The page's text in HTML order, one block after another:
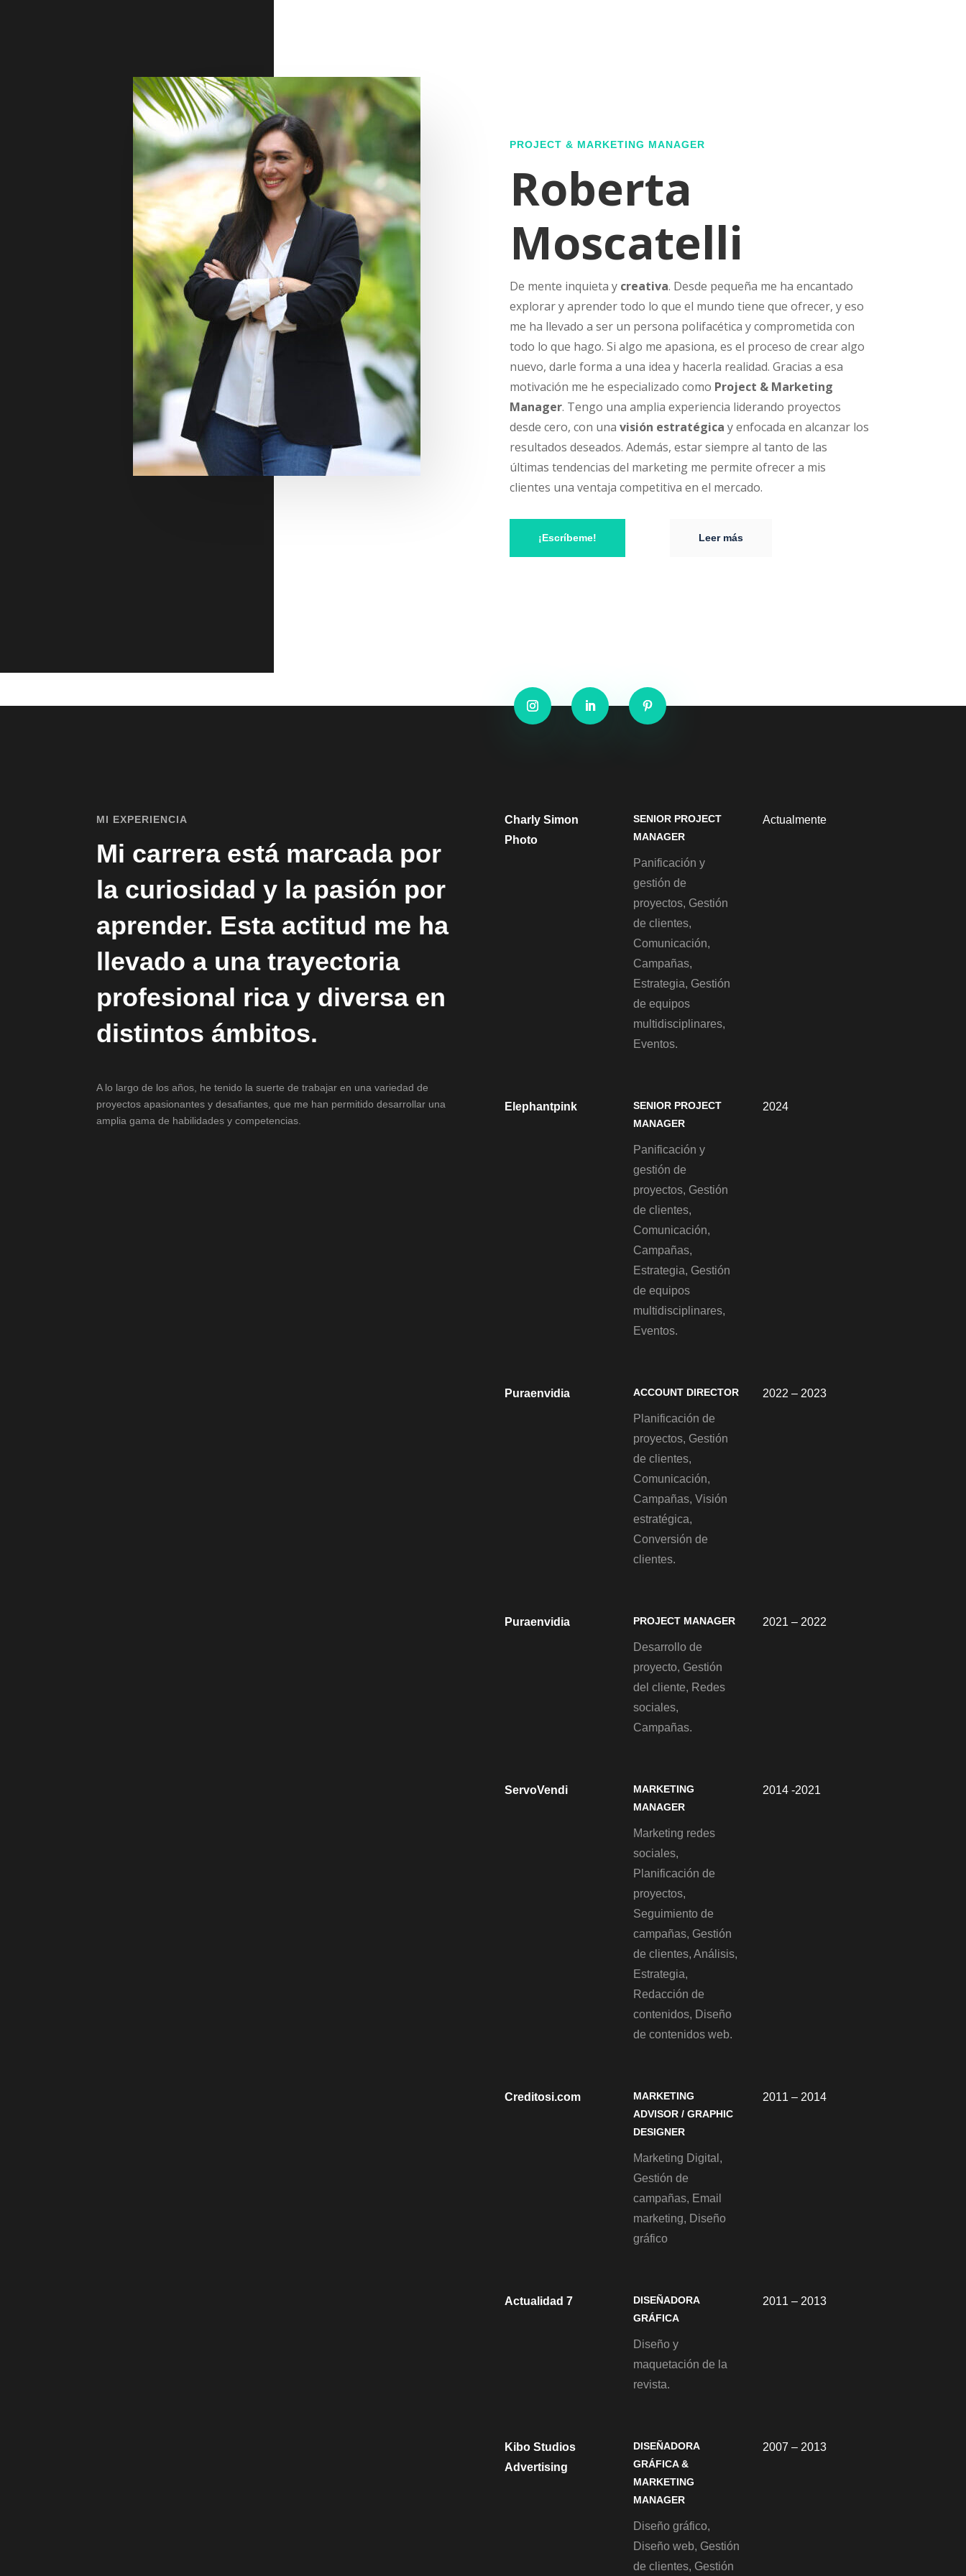
PROJECT & MARKETING MANAGER
Roberta
Moscatelli
De mente inquieta y creativa. Desde pequeña me ha encantado
explorar y aprender todo lo que el mundo tiene que ofrecer, y eso
me ha llevado a ser un persona polifacética y comprometida con
todo lo que hago. Si algo me apasiona, es el proceso de crear algo
nuevo, darle forma a una idea y hacerla realidad. Gracias a esa
motivación me he especializado como Project & Marketing
Manager. Tengo una amplia experiencia liderando proyectos
desde cero, con una visión estratégica y enfocada en alcanzar los
resultados deseados. Además, estar siempre al tanto de las
últimas tendencias del marketing me permite ofrecer a mis
clientes una ventaja competitiva en el mercado.
¡Escríbeme! Leer más
MI EXPERIENCIA
Mi carrera está marcada por
la curiosidad y la pasión por
aprender. Esta actitud me ha
llevado a una trayectoria
profesional rica y diversa en
distintos ámbitos.
A lo largo de los años, he tenido la suerte de trabajar en una variedad de
proyectos apasionantes y desafiantes, que me han permitido desarrollar una
amplia gama de habilidades y competencias.
Charly Simon
Photo
SENIOR PROJECT
MANAGER
Panificación y
gestión de
proyectos, Gestión
de clientes,
Comunicación,
Campañas,
Estrategia, Gestión
de equipos
multidisciplinares,
Eventos.
Actualmente
Elephantpink
SENIOR PROJECT
MANAGER
Panificación y
gestión de
proyectos, Gestión
de clientes,
Comunicación,
Campañas,
Estrategia, Gestión
de equipos
multidisciplinares,
Eventos.
2024
Puraenvidia ACCOUNT DIRECTOR
Planificación de
proyectos, Gestión
de clientes,
Comunicación,
Campañas, Visión
estratégica,
Conversión de
clientes.
2022 – 2023
Puraenvidia PROJECT MANAGER
Desarrollo de
proyecto, Gestión
del cliente, Redes
sociales,
Campañas.
2021 – 2022
ServoVendi
MARKETING
MANAGER
Marketing redes
sociales,
Planificación de
proyectos,
Seguimiento de
campañas, Gestión
de clientes, Análisis,
Estrategia,
Redacción de
contenidos, Diseño
de contenidos web.
2014 -2021
Creditosi.com
MARKETING
ADVISOR / GRAPHIC
DESIGNER
Marketing Digital,
Gestión de
campañas, Email
marketing, Diseño
gráfico
2011 – 2014
Actualidad 7
DISEÑADORA
GRÁFICA
Diseño y
maquetación de la
revista.
2011 – 2013
Kibo Studios
Advertising
DISEÑADORA
GRÁFICA &
MARKETING
MANAGER
Diseño gráfico,
Diseño web, Gestión
de clientes, Gestión
2007 – 2013